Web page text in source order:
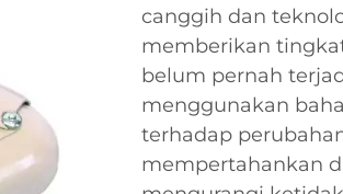
canggih dan
memberikan
belum pernah
menggunakan
terhadap
mempertahankan